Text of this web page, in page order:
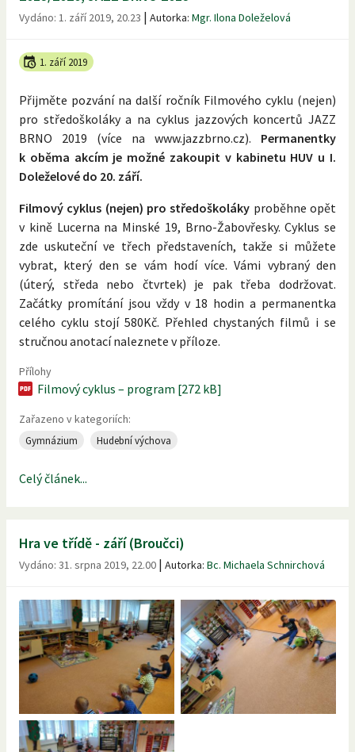
Vydáno: 1. září 2019, 20.23 | Autorka: Mgr. Ilona Doleželová
1. září 2019
Přijměte pozvání na další ročník Filmového cyklu (nejen)
pro středoškoláky a na cyklus jazzových koncertů JAZZ
BRNO 2019 (více na www.jazzbrno.cz). Permanentky
k oběma akcím je možné zakoupit v kabinetu HUV u I.
Doleželové do 20. září.
Filmový cyklus (nejen) pro středoškoláky proběhne opět
v kině Lucerna na Minské 19, Brno-Žabovřesky. Cyklus se
zde uskuteční ve třech představeních, takže si můžete
vybrat, který den se vám hodí více. Vámi vybraný den
(úterý, středa nebo čtvrtek) je pak třeba dodržovat.
Začátky promítání jsou vždy v 18 hodin a permanentka
celého cyklu stojí 580Kč. Přehled chystaných filmů i se
stručnou anotací naleznete v příloze.
Přílohy
Filmový cyklus – program [272 kB]
Zařazeno v kategoriích:
Gymnázium Hudební výchova
Celý článek...
Hra ve třídě - září (Broučci)
Vydáno: 31. srpna 2019, 22.00 | Autorka: Bc. Michaela Schnirchová